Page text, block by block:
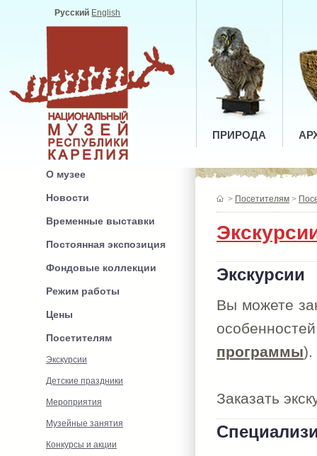
Русский English
ПРИРОДА
О музее
Новости
Временные выставки
Постоянная экспозиция
Фондовые коллекции
Режим работы
Цены
Посетителям
Экскурсии
Детские праздники
Мероприятия
Музейные занятия
Конкурсы и акции
> Посетителям >
Экскурсии
Вы можете
программы).
Заказать